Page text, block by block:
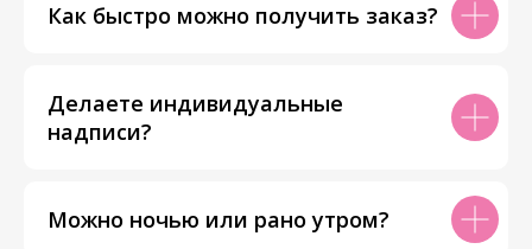
Как быстро можно получить заказ?
Делаете индивидуальные
надписи?
Можно ночью или рано утром?